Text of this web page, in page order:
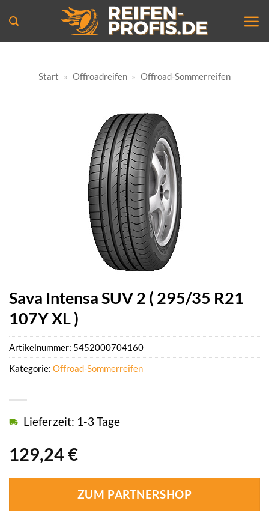
Inhalt
springen
Start » Offroadreifen » Offroad-Sommerreifen
Sava Intensa SUV 2 ( 295/35 R21
107Y XL )
129,24€
Lieferzeit: 1-3 Tage
ZUM PARTNERSHOP
Artikelnummer: 5452000704160
Kategorie: Offroad-Sommerreifen